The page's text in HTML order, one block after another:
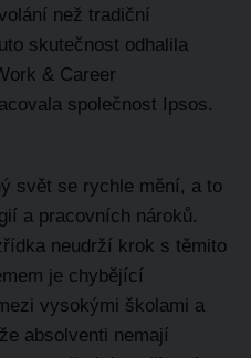
než tradiční
skutečnost odhalila
& Career
společnost Ipsos.
svět se rychle mění, a to
a pracovních nároků.
neudrží krok s těmito
je chybějící
vysokými školami a
absolventi nemají